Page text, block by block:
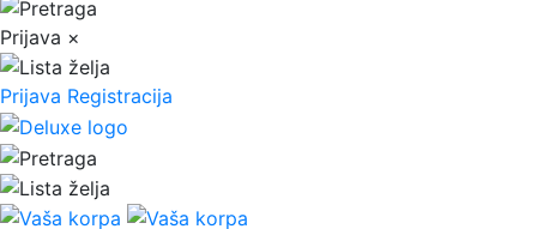
Prijava ×
Prijava Registracija